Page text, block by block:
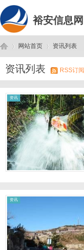
裕安信息网
裕 ›
网站首页
›
资讯列表
资讯列表 RSS订阅
资讯
资讯